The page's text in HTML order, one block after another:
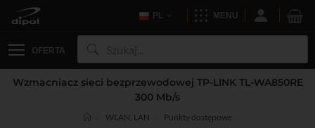
PL MENU
OFERTA
Wzmacniacz sieci bezprzewodowej TP-LINK TL-WA850RE
300 Mb/s
WLAN, LAN Punkty dostępowe